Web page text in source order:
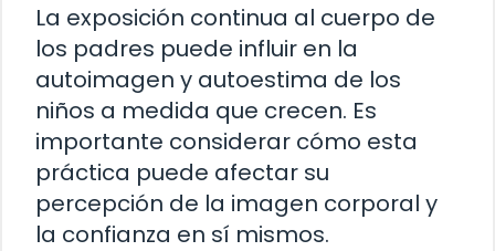
La exposición continua al cuerpo de
los padres puede influir en la
autoimagen y autoestima de los
niños a medida que crecen. Es
importante considerar cómo esta
práctica puede afectar su
percepción de la imagen corporal y
la confianza en sí mismos.